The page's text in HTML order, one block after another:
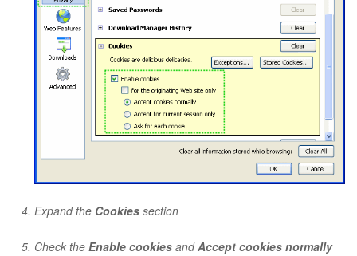
Expand the Cookies section
Check the Enable cookies andAccept cookies normally